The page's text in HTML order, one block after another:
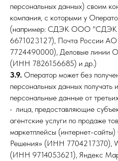
персональных данных) своим
компания, с которыми у
(например: СДЭК ООО
6671023127), Почта России
7724490000), Деловые линии
(ИНН 7826156685) и др.)
3.9. Оператор может без
персональных данных получать
персональные данные от
• лица, предоставляющие
агентские услуги по продаже
маркетплейсы (интернет-
Решения» (ИНН 7704217370),
(ИНН 9714053621), Яндекс